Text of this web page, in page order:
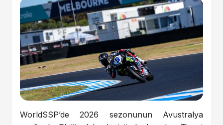
WorldSSP’de 2026 sezonunun Avustralya